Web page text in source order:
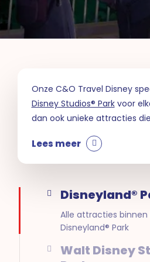
Onze C&O Travel Disney
Disney Studios® Parkvoor
dan ook unieke attracties
Lees meer
Disneyland®
Alle attracties binnen
Disneyland® Park
Walt Disney